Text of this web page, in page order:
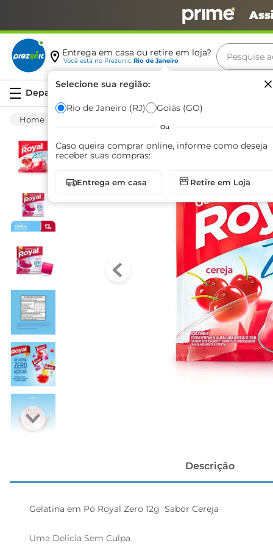
Entrega em casa ou retire em loja?
Você está no Prezunic Rio de Janeiro
Selecione sua região:
Rio de Janeiro (RJ) Goiás (GO)
Ou
Caso queira comprar online, informe como deseja
receber suas compras:
Entrega em casa Retire em Loja
Pesquise
Descrição
Gelatina em Pó Royal Zero 12g  Sabor Cereja
Uma Delícia Sem Culpa
Termos
café
arroz
azeite
iogurte
papel
cerveja